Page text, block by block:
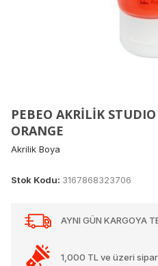
PEBEO AKRİLİK
ORANGE
Akrilik Boya
Stok Kodu: 3167868323706
AYNI GÜN KARGOYA
1,000 TL ve üzeri